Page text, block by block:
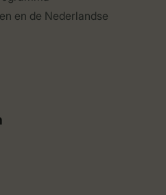
en de Nederlandse